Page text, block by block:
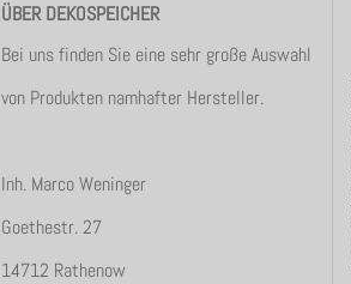
ÜBER DEKOSPEICHER
Bei uns finden Sie eine sehr große Auswahl
von Produkten namhafter Hersteller.
Inh. Marco Weninger
Goethestr. 27
14712 Rathenow